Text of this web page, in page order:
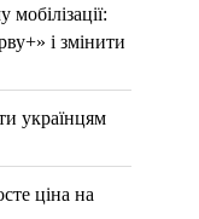
і змінити
українцям
ціна на